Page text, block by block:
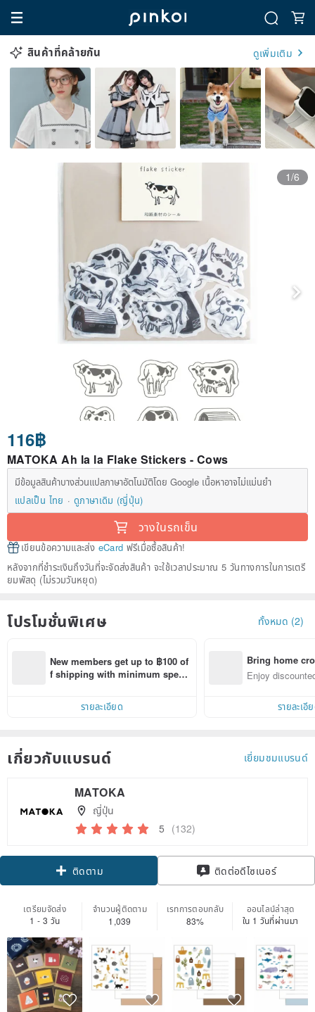
สินค้าที่คล้ายกัน ดูเพิ่มเติม
1/6
116฿
MATOKA Ah la la Flake Stickers - Cows
มีข้อมูลสินค้าบางส่วนแปลภาษาอัตโนมัติโดย Google เนื้อหาอาจไม่แม่นยำ
แปลเป็น ไทย
ดูภาษาเดิม (ญี่ปุ่น)
วางในรถเข็น
เขียนข้อความและส่ง eCard ฟรีเมื่อซื้อสินค้า!
หลังจากที่ชำระเงินถึงวันที่จะจัดส่งสินค้า จะใช้เวลาประมาณ 5 วันทางการในการเตรี
ยมพัสดุ (ไม่รวมวันหยุด)
โปรโมชั่นพิเศษ ทั้งหมด (2)
New members get up to ฿100 of
f shipping with minimum spen
within 7 days!
รายละเอียด
Bring home
n with ease
Enjoy
รายละเอี
เกี่ยวกับแบรนด์ เยี่ยมชมแบรนด์
MATOKA
ญี่ปุ่น
5 (132)
ติดตาม ติดต่อดีไซเนอร์
เตรียมจัดส่ง
1 - 3 วัน
จำนวนผู้ติดตาม
1,039
เรทการตอบกลับ
83%
ออนไลน์ล่าสุด
ใน 1 วันที่ผ่านมา